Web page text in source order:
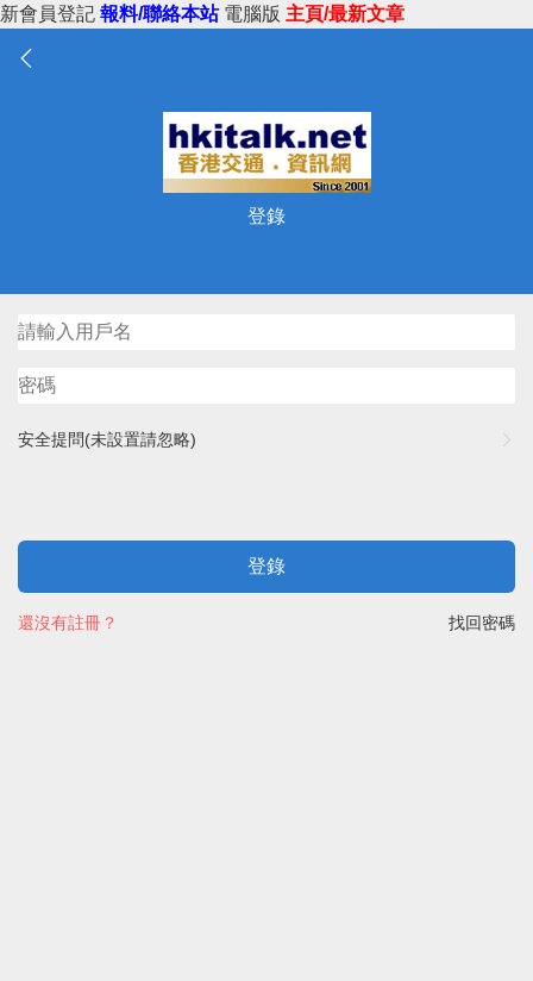
新會員登記 報料/聯絡本站 電腦版 主頁/最新文章
登錄
安全提問(未設置請忽略)
登錄
找回密碼
還沒有註冊？